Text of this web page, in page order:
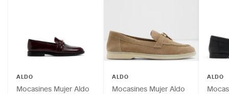
ALDO
Mocasines Mujer Aldo
ALDO
Mocasines Mujer Aldo
ALDO